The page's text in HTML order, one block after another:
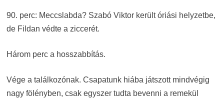
90. perc: Meccslabda? Szabó Viktor került óriási helyzetbe,
de Fildan védte a ziccerét.
Három perc a hosszabbítás.
Vége a találkozónak. Csapatunk hiába játszott mindvégig
nagy fölényben, csak egyszer tudta bevenni a remekül